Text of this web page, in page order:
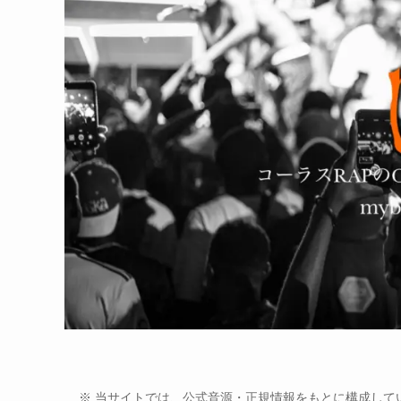
※ 当サイトでは、公式音源・正規情報をもとに構成して